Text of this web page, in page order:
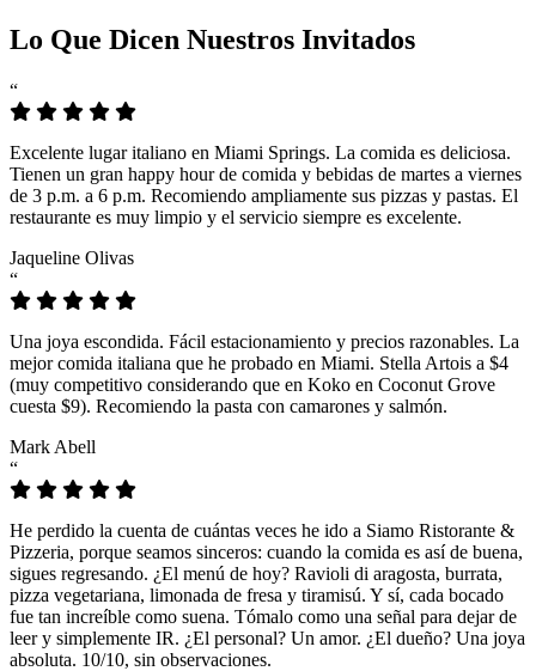
Lo Que Dicen Nuestros Invitados
“
Excelente lugar italiano en Miami Springs. La comida es deliciosa.
Tienen un gran happy hour de comida y bebidas de martes a viernes
de 3 p.m. a 6 p.m. Recomiendo ampliamente sus pizzas y pastas. El
restaurante es muy limpio y el servicio siempre es excelente.
Jaqueline Olivas
“
Una joya escondida. Fácil estacionamiento y precios razonables. La
mejor comida italiana que he probado en Miami. Stella Artois a $4
(muy competitivo considerando que en Koko en Coconut Grove
cuesta $9). Recomiendo la pasta con camarones y salmón.
Mark Abell
“
He perdido la cuenta de cuántas veces he ido a Siamo Ristorante &
Pizzeria, porque seamos sinceros: cuando la comida es así de buena,
sigues regresando. ¿El menú de hoy? Ravioli di aragosta, burrata,
pizza vegetariana, limonada de fresa y tiramisú. Y sí, cada bocado
fue tan increíble como suena. Tómalo como una señal para dejar de
leer y simplemente IR. ¿El personal? Un amor. ¿El dueño? Una joya
absoluta. 10/10, sin observaciones.